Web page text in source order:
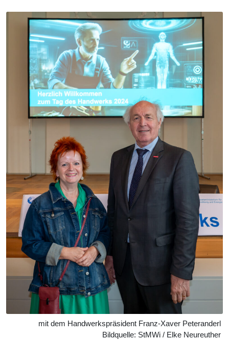
mit dem Handwerkspräsident Franz-Xaver Peteranderl
Bildquelle: StMWi / Elke Neureuther